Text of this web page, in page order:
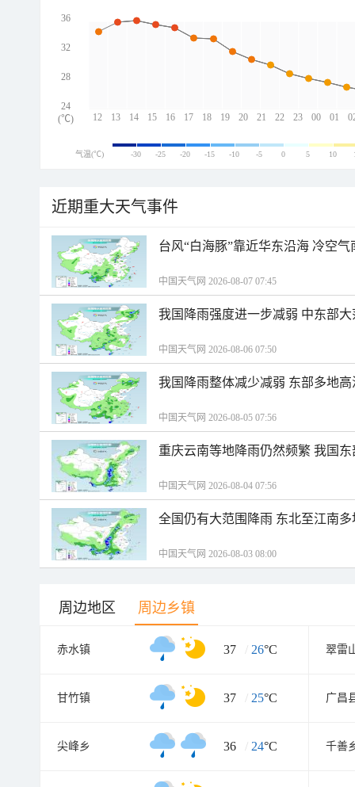
12 13 14 15 16 17 18 19 20 21 22 23 00 01
36
32
28
24
(℃)
气温(℃) -30 -25 -20 -15 -10 -5 0 5 10
近期重大天气事件
台风“白海豚”靠近华东沿海 冷空
中国天气网 2026-08-07 07:45
我国降雨强度进一步减弱 中东部
中国天气网 2026-08-06 07:50
我国降雨整体减少减弱 东部多地
中国天气网 2026-08-05 07:56
重庆云南等地降雨仍然频繁 我国
中国天气网 2026-08-04 07:56
全国仍有大范围降雨 东北至江南
中国天气网 2026-08-03 08:00
周边地区 周边乡镇
赤水镇 37 / 26°C 翠雷
甘竹镇 37 / 25°C 广昌
尖峰乡 36 / 24°C 千善